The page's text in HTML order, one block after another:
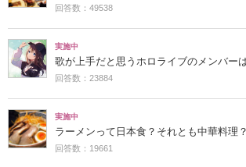
回答数：49538
実施中
歌が上手だと思うホロライブのメンバー
回答数：23884
実施中
ラーメンって日本食？それとも中華料理？
回答数：19661